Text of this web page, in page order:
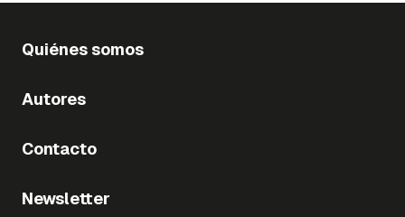
Quiénes somos
Autores
Contacto
Newsletter